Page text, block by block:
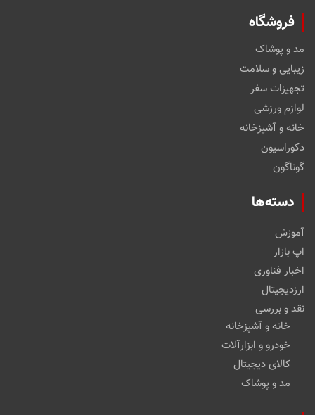
فروشگاه
مد و پوشاک
زیبایی و سلامت
تجهیزات سفر
لوازم ورزشی
خانه و آشپزخانه
دکوراسیون
گوناگون
دسته‌ها
آموزش
اپ بازار
اخبار فناوری
ارزدیجیتال
نقد و بررسی
خانه و آشپزخانه
خودرو و ابزارآلات
کالای دیجیتال
مد و پوشاک